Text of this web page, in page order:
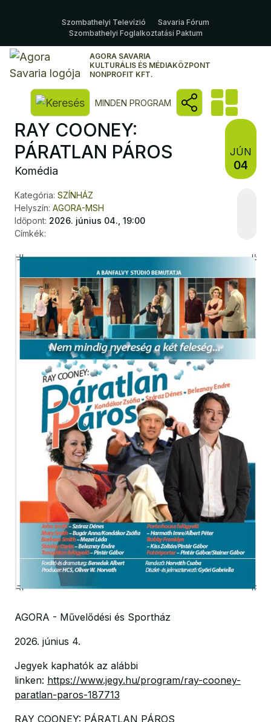
Szombathelyi Televízió
Savaria Fórum
Szombathelyi Foglalkoztatási Paktum
AGORA SAVARIA
KULTURÁLIS ÉS MÉDIAKÖZPONT
NONPROFIT KFT.
Kereső megnyitása
MINDEN PROGRAM
RAY COONEY:
PÁRATLAN PÁROS
Komédia
JÚN
04
Kategória: SZÍNHÁZ
Helyszín: AGORA-MSH
Időpont: 2026. június 04., 19:00
Címkék:
AGORA - Művelődési és Sportház
2026. június 4.
Jegyek kaphatók az alábbi
linken: https://www.jegy.hu/program/ray-cooney-
paratlan-paros-187713
RAY COONEY: PÁRATLAN PÁROS